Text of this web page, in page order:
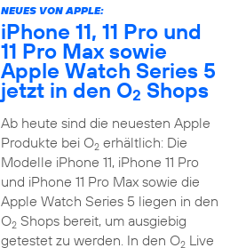
NEUES VON APPLE:
iPhone 11, 11 Pro und
11 Pro Max sowie
Apple Watch Series 5
jetzt in den O2 Shops
Ab heute sind die neuesten Apple
Produkte bei O2erhältlich: Die
Modelle iPhone 11, iPhone 11 Pro
und iPhone 11 Pro Max sowie die
Apple Watch Series 5 liegen in den
O2Shops bereit, um ausgiebig
getestet zu werden. In den O2Live